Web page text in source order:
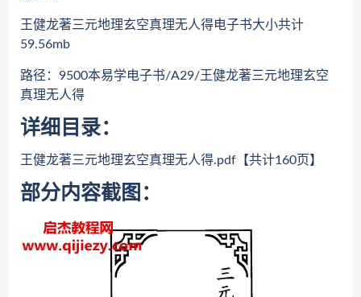
王健龙著三元地理玄空真理无人得电子书大小共计
59.56mb
路径：9500本易学电子书/A29/王健龙著三元地理玄空
真理无人得
详细目录：
王健龙著三元地理玄空真理无人得.pdf【共计160页】
部分内容截图：